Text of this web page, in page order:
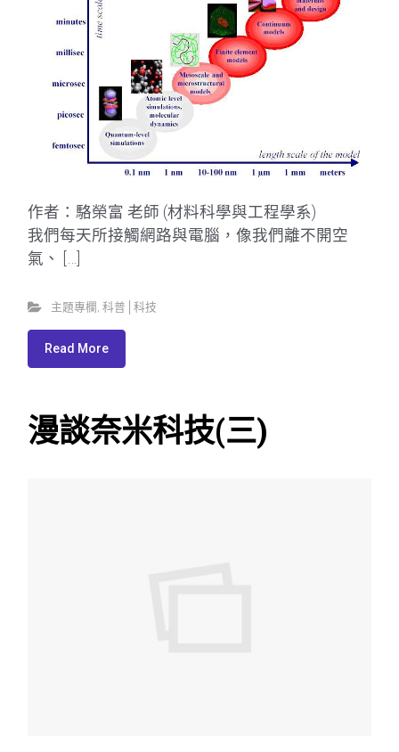
作者：駱榮富 老師 (材料科學與工程學系)
我們每天所接觸網路與電腦，像我們離不開空
氣、 […]
主題專欄 科普│科技
Read More
漫談奈米科技(三)